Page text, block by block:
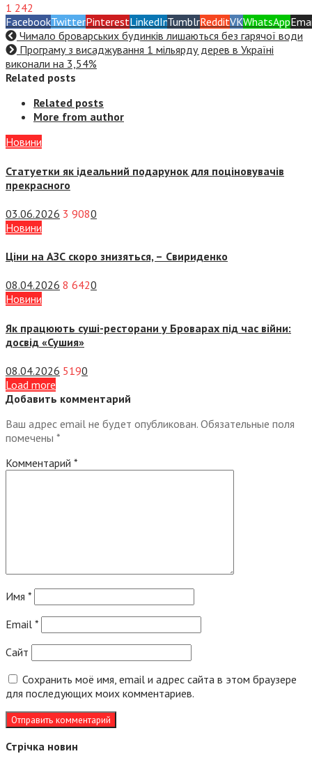
1 242
FacebookTwitterPinterestLinkedInTumblrRedditVKWhatsApp
Чимало броварських будинків лишаються без гарячої води
Програму з висаджування 1 мільярду дерев в Україні
виконали на 3,54%
Related posts
Related posts
More from author
Новини
Статуетки як ідеальний подарунок для поціновувачів
прекрасного
03.06.2026 3 9080
Новини
Ціни на АЗС скоро знизяться, – Свириденко
08.04.2026 8 6420
Новини
Як працюють суші-ресторани у Броварах під час війни:
досвід «Сушия»
08.04.2026 5190
Load more
Добавить комментарий
Ваш адрес email не будет опубликован. Обязательные поля
помечены *
Комментарий *
Имя *
Email *
Сайт
Сохранить моё имя, email и адрес сайта в этом браузере
для последующих моих комментариев.
Стрічка новин